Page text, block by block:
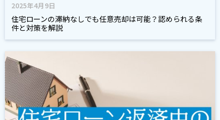
2025年4月9日
住宅ローンの滞納なしでも任意売却は可能？認められる条
件と対策を解説